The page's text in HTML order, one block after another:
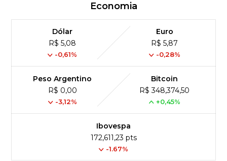
Economia
Dólar
R$ 5,08
-0,61%
Euro
R$ 5,87
-0,28%
Peso Argentino
R$ 0,00
-3,12%
Bitcoin
R$ 348,374,50
+0,45%
Ibovespa
172,611,23 pts
-1.67%